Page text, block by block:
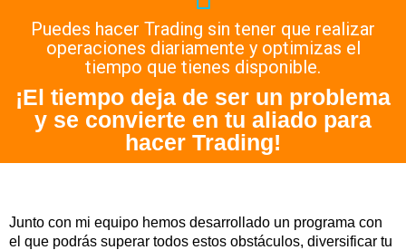
Puedes hacer Trading sin tener que realizar
operaciones diariamente y optimizas el
tiempo que tienes disponible.
¡El tiempo deja de ser un problema
y se convierte en tu aliado para
hacer Trading!
Junto con mi equipo hemos desarrollado un programa con
el que podrás superar todos estos obstáculos, diversificar tu